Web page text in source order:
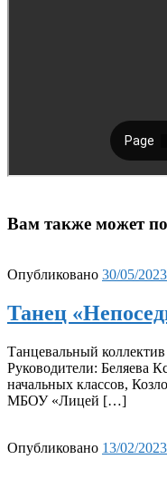
Вам также может
Опубликовано 30/05/2023
Танец
Танцевальный
Руководители: Беляева
начальных классов,
МБОУ «Лицей […]
Опубликовано 13/02/2023